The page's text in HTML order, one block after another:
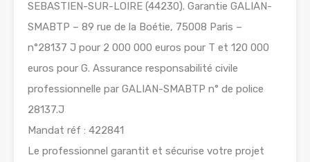
SEBASTIEN-SUR-LOIRE (44230). Garantie GALIAN-
SMABTP – 89 rue de la Boétie, 75008 Paris –
n°28137 J pour 2 000 000 euros pour T et 120 000
euros pour G. Assurance responsabilité civile
professionnelle par GALIAN-SMABTP n° de police
28137.J
Mandat réf : 422841
Le professionnel garantit et sécurise votre projet